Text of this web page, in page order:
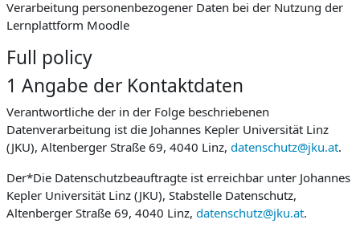
Verarbeitung personenbezogener Daten bei der Nutzung der
Lernplattform Moodle
Full policy
1 Angabe der Kontaktdaten
Verantwortliche der in der Folge beschriebenen
Datenverarbeitung ist die Johannes Kepler Universität Linz
(JKU), Altenberger Straße 69, 4040 Linz, datenschutz@jku.at.
Der*Die Datenschutzbeauftragte ist erreichbar unter Johannes
Kepler Universität Linz (JKU), Stabstelle Datenschutz,
Altenberger Straße 69, 4040 Linz, datenschutz@jku.at.